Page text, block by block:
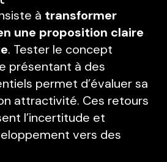
à transformer
une proposition claire
. Tester le concept
présentant à des
permet d’évaluer sa
attractivité. Ces retours
l’incertitude et
vers des